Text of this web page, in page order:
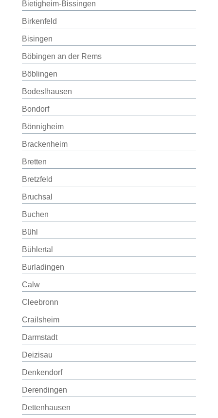
Bietigheim-Bissingen
Birkenfeld
Bisingen
Böbingen an der Rems
Böblingen
Bodeslhausen
Bondorf
Bönnigheim
Brackenheim
Bretten
Bretzfeld
Bruchsal
Buchen
Bühl
Bühlertal
Burladingen
Calw
Cleebronn
Crailsheim
Darmstadt
Deizisau
Denkendorf
Derendingen
Dettenhausen